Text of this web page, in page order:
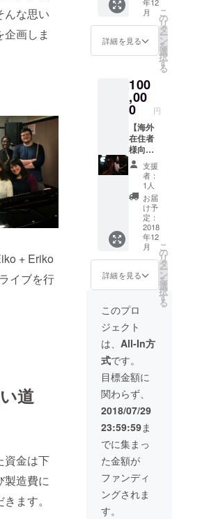
んな思い
画しま
+ Eriko
イブを行
道
資金は下
製造費に
ます。
のタイ
トル、
グルー
プ名、
お願い
しま
す。ま
た楽譜
も希望
の方は
楽譜希
望、と
ご記載
くださ
い。ま
たCDに
クレ
ジット
する際
のご希
望のお
名前も
い。）
を、え
いこか
えりこ
のどち
らかが
ムー
ビーで
お届
け！！
（希望
であれ
ば楽譜
もお送
りしま
す） (支
援時の
備考欄
にアレ
ンジを
希望す
る楽曲
のタイ
トル、
グルー
作曲家
などを
ご記載
お願い
しま
す。ま
た楽譜
も希望
の方は
楽譜希
望、と
ご記載
くださ
い。ま
たCDに
クレ
ジット
する際
にお名
前をク
レジッ
トしプ
レゼン
にS席で
ご招待
(一番前
の席で
す） ④
あなた
の好き
な曲を
アレン
ジし、
それを
デュオ
で演奏
したも
のを
ムー
ビーで
お届け♫
(CDに
ジット
する際
のご希
望のお
名前を
備考欄
にご記
載くだ
さい。
またア
レンジ
ご希望
の楽曲
のタイ
トル、
アー
ティス
ト名の
年12
月
詳細を見る
こ
の
リ
タ
ー
ン
を
選
択
す
る
100
,00
0 円
【海外
在住者
様向
け】
①Eiko
+ Eriko
からの
サンク
スムー
ビーを
お届け
②オリ
ジナル
限定CD
にお名
レジッ
トしプ
レゼン
ト!! ③
あなた
の好き
な曲を
アレン
ジし、
それを
デュオ
で演奏
したも
のを
ムー
ビーで
お届け♫
(CDに
支援
者：
1人
お届
け予
定：
2018
年12
月
詳細を見る
こ
の
リ
タ
ー
ン
を
選
択
す
る
このプロ
ジェクト
は、 All-In方
式です。
目標金額に
関わらず、
2018/07/29
23:59:59ま
でに集まっ
た金額が
ファンディ
ングされま
す。